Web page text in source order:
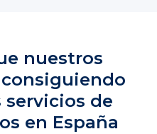
nuestros
de
en España